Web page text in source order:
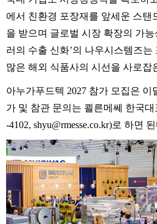
에서 친환경 포장재를 앞세운 스탠
을 받으며 글로벌 시장 확장의 가능
러의 수출 신화’의 나우시스템즈는
많은 해외 식품사의 시선을 사로잡
아누가푸드텍 2027 참가 모집은 이
가 및 참관 문의는 쾰른메쎄 한국대
-4102, shyu@rmesse.co.kr)로 하면